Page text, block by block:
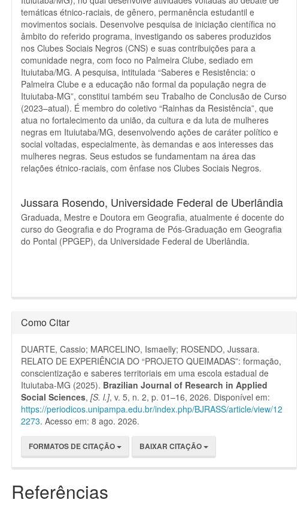
temáticas étnico-raciais, de gênero, permanência estudantil e
movimentos sociais. Desenvolve pesquisa de iniciação científica no
âmbito do referido programa, investigando os saberes produzidos
nos Clubes Sociais Negros (CNS) e suas contribuições para a
comunidade negra, com foco no Palmeira Clube, sediado em
Ituiutaba/MG. A pesquisa, intitulada “Saberes e Resistência: o
Palmeira Clube e a educação não formal da população negra de
Ituiutaba-MG”, constitui também seu Trabalho de Conclusão de Curso
(2023–atual). É membro do coletivo “Rainhas da Resistência”, que
atua no fortalecimento da união, da cultura e da luta de mulheres
negras em Ituiutaba/MG, desenvolvendo ações de caráter político e
social voltadas, especialmente, às demandas e aos interesses das
mulheres negras. Seus estudos se fundamentam na área das
relações étnico-raciais, com ênfase nos Clubes Sociais Negros.
Jussara Rosendo, Universidade Federal de Uberlândia
Graduada, Mestre e Doutora em Geografia, atualmente é docente do
curso do Geografia e do Programa de Pós-Graduação em Geografia
do Pontal (PPGEP), da Universidade Federal de Uberlândia.
Como Citar
DUARTE, Cassio; MARCELINO, Ismaelly; ROSENDO, Jussara.
RELATO DE EXPERIÊNCIA DO “PROJETO QUEIMADAS”: formação,
conscientização e saberes territoriais em uma escola estadual de
Ituiutaba-MG (2025). Brazilian Journal of Research in Applied
Social Sciences,[S. l.], v. 5, n. 2, p. 01–16, 2026. Disponível em:
https://periodicos.unipampa.edu.br/index.php/BJRASS/article/view/12
2273. Acesso em: 8 ago. 2026.
FORMATOS DE CITAÇÃO BAIXAR CITAÇÃO
Referências